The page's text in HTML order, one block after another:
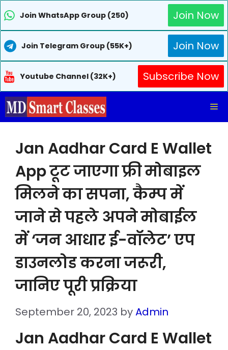
Join WhatsApp Group (250) Join Now
Join Telegram Group (55K+) Join Now
Youtube Channel (32K+)
Subscribe Now
Skip
to
Jan Aadhar Card E Wallet
App टूट जाएगा फ्री मोबाइल
मिलने का सपना, कैम्प में
जाने से पहले अपने मोबाईल
में ‘जन आधार ई-वॉलेट’ एप
डाउनलोड करना जरूरी,
जानिए पूरी प्रक्रिया
September 20, 2023 byAdmin
Jan Aadhar Card E Wallet